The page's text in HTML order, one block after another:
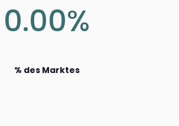
0.00%
% des Marktes